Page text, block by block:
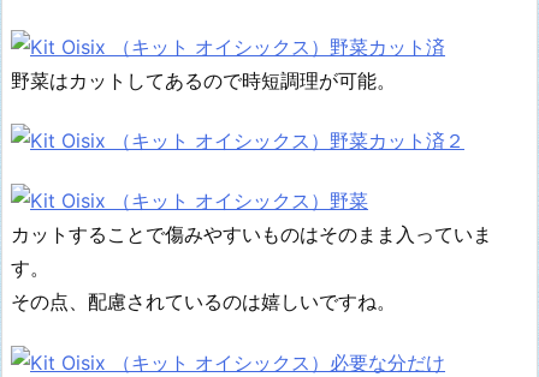
野菜はカットしてあるので時短調理が可能。
カットすることで傷みやすいものはそのまま入っていま
す。
その点、配慮されているのは嬉しいですね。